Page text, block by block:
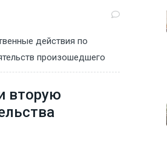
действия по
произошедшего
вторую